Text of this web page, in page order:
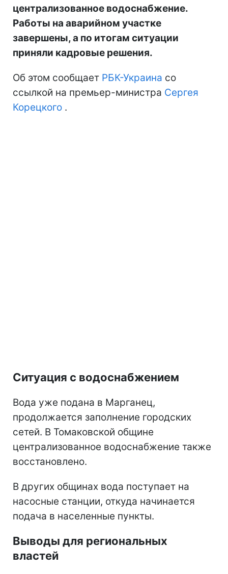
централизованное водоснабжение.
Работы на аварийном участке
завершены, а по итогам ситуации
приняли кадровые решения.
Об этом сообщает РБК-Украина со
ссылкой на премьер-министра Сергея
Корецкого .
Ситуация с водоснабжением
Вода уже подана в Марганец,
продолжается заполнение городских
сетей. В Томаковской общине
централизованное водоснабжение также
восстановлено.
В других общинах вода поступает на
насосные станции, откуда начинается
подача в населенные пункты.
Выводы для региональных
властей